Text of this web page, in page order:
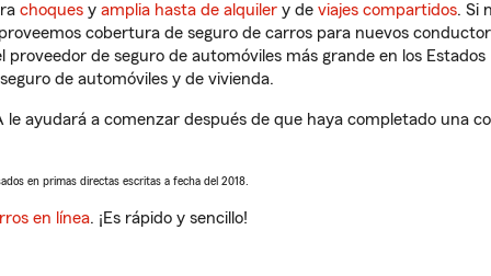
choques y amplia hasta de alquiler y de viajes compartidos. Si
cobertura de seguro de carros para nuevos
de seguro de automóviles más grande en los Estados
de automóviles y de vivienda.
le ayudará a comenzar después de que haya completado una
en primas directas escritas a fecha del 2018.
en línea. ¡Es rápido y sencillo!